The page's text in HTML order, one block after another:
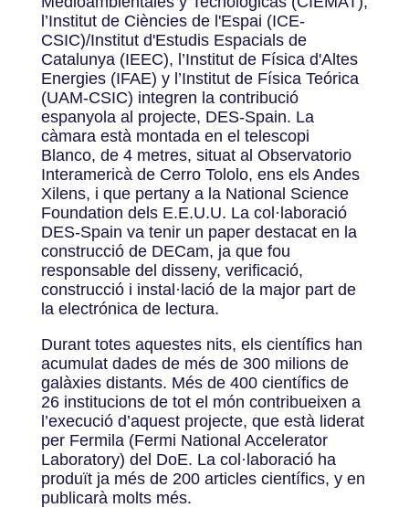
l’Institut de Ciències de l'Espai (ICE-
CSIC)/Institut d'Estudis Espacials de
Catalunya (IEEC), l’Institut de Física d'Altes
Energies (IFAE) y l’Institut de Física Teórica
(UAM-CSIC) integren la contribució
espanyola al projecte, DES-Spain. La
càmara està montada en el telescopi
Blanco, de 4 metres, situat al Observatorio
Interamericà de Cerro Tololo, ens els Andes
Xilens, i que pertany a la National Science
Foundation dels E.E.U.U. La col·laboració
DES-Spain va tenir un paper destacat en la
construcció de DECam, ja que fou
responsable del disseny, verificació,
construcció i instal·lació de la major part de
la electrónica de lectura.
Durant totes aquestes nits, els científics han
acumulat dades de més de 300 milions de
galàxies distants. Més de 400 científics de
26 institucions de tot el món contribueixen a
l’execució d’aquest projecte, que està liderat
per Fermila (Fermi National Accelerator
Laboratory) del DoE. La col·laboració ha
produït ja més de 200 articles científics, y en
publicarà molts més.